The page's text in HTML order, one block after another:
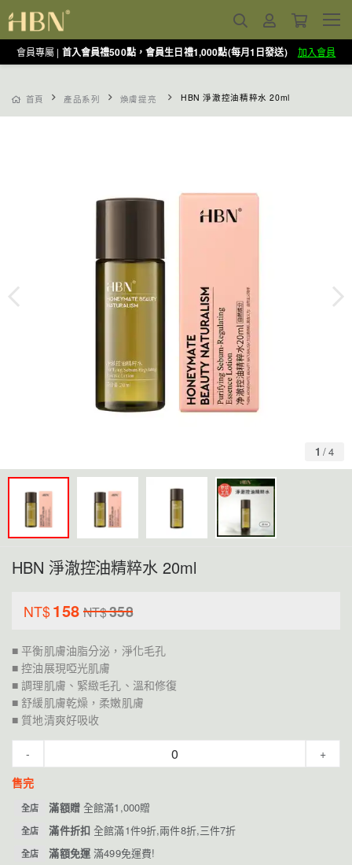
會員專屬 | 首入會員禮500點，會員生日禮1,000點(每月1日發送) 加入會員
首頁 產品系列 煥膚提亮 HBN 淨澈控油精粹水 20ml
1 /4
HBN 淨澈控油精粹水 20ml
NT$158 NT$358
■ 平衡肌膚油脂分泌，淨化毛孔
■ 控油展現啞光肌膚
■ 調理肌膚、緊緻毛孔、溫和修復
■ 舒緩肌膚乾燥，柔嫩肌膚
■ 質地清爽好吸收
-
+
售完
全店 滿額贈 全館滿1,000贈
全店 滿件折扣全館滿1件9折,兩件8折,三件7折
全店 滿額免運滿499免運費!